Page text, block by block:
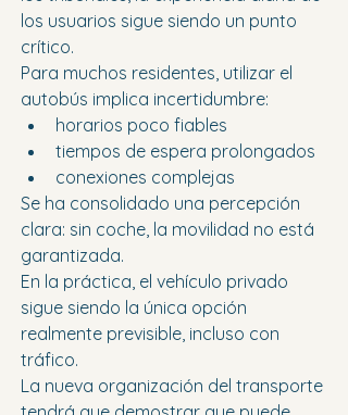
los usuarios sigue siendo un punto
crítico.
Para muchos residentes, utilizar el
autobús implica incertidumbre:
horarios poco fiables
tiempos de espera prolongados
conexiones complejas
Se ha consolidado una percepción
clara: sin coche, la movilidad no está
garantizada.
En la práctica, el vehículo privado
sigue siendo la única opción
realmente previsible, incluso con
tráfico.
La nueva organización del transporte